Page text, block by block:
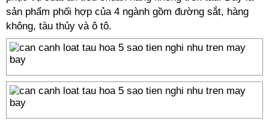
sản phẩm phối hợp của 4 ngành gồm đường sắt, hàng
không, tàu thủy và ô tô.